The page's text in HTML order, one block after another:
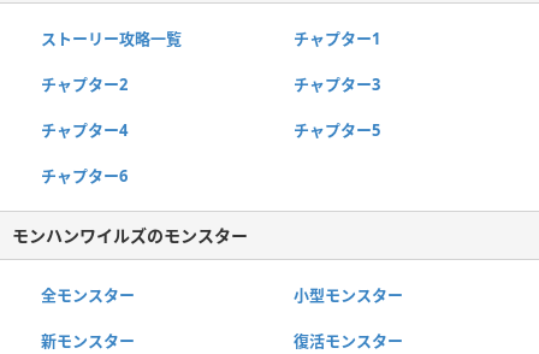
ストーリー攻略一覧 チャプター1
チャプター2 チャプター3
チャプター4 チャプター5
チャプター6
モンハンワイルズのモンスター
全モンスター 小型モンスター
新モンスター 復活モンスター